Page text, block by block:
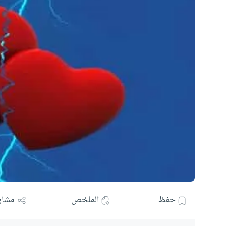
حفظ الملخص